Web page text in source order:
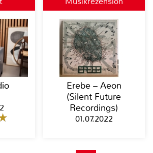
Erebe – Aeon
(Silent Future
Recordings)
01.07.2022